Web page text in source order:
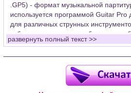
.GP5) - формат музыкальной
используется программой Guitar Pro
для различных струнных
табулатуры для гитары, бас-гитары,
применяется для создания
Для открытия нот этого формата
установить у себя на рабочем
Pro (желательно, последней
развернуть полный текст >>